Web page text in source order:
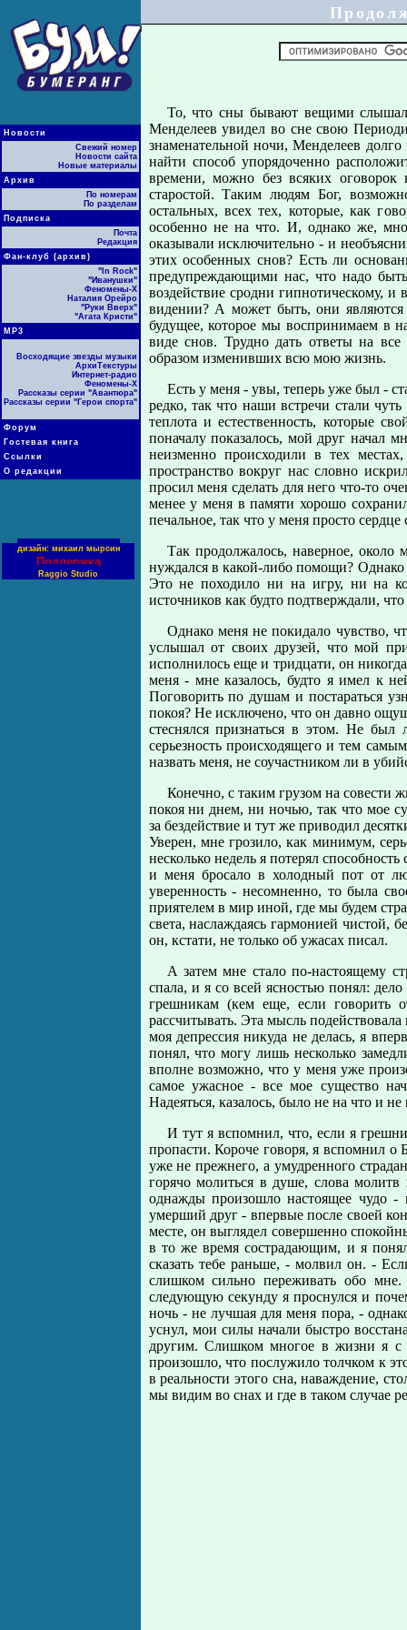
Новости
Свежий номер
Новости сайта
Новые материалы
Архив
По номерам
По разделам
Подписка
Почта
Редакция
Фан-клуб (архив)
"In Rock"
"Иванушки"
Феномены-Х
Наталия Орейро
"Руки Вверх"
"Агата Кристи"
МР3
Восходящие звезды музыки
АрхиТекстуры
Интернет-радио
Феномены-Х
Рассказы серии "Авантюра"
Рассказы серии "Герои спорта"
Форум
Гостевая книга
Ссылки
О редакции
дизайн: михаил мырсин
Поддержка
Raggio Studio
То, что сны бывают вещими
Менделеев увидел во сне свою
знаменательной ночи, Менделеев
найти способ упорядоченно
времени, можно без всяких
старостой. Таким людям Бог,
остальных, всех тех, которые, как
особенно не на что. И, однако же,
оказывали исключительно - и
этих особенных снов? Есть ли
предупреждающими нас, что надо
воздействие сродни гипнотическому,
видении? А может быть, они являются
будущее, которое мы воспринимаем в
виде снов. Трудно дать ответы на
образом изменивших всю мою жизнь.
Есть у меня - увы, теперь уже был -
редко, так что наши встречи стали
теплота и естественность, которые
поначалу показалось, мой друг начал
неизменно происходили в тех
пространство вокруг нас словно
просил меня сделать для него что-то
менее у меня в памяти хорошо
печальное, так что у меня просто
Так продолжалось, наверное,
нуждался в какой-либо помощи? Однако
Это не походило ни на игру, ни на
источников как будто подтверждали,
Однако меня не покидало чувство,
услышал от своих друзей, что мой
исполнилось еще и тридцати, он
меня - мне казалось, будто я имел к
Поговорить по душам и постараться
покоя? Не исключено, что он давно
стеснялся признаться в этом. Не
серьезность происходящего и тем
назвать меня, не соучастником ли в
Конечно, с таким грузом на
покоя ни днем, ни ночью, так что мое
за бездействие и тут же приводил
Уверен, мне грозило, как минимум,
несколько недель я потерял
и меня бросало в холодный пот от
уверенность - несомненно, то была
приятелем в мир иной, где мы будем
света, наслаждаясь гармонией чистой,
он, кстати, не только об ужасах писал.
А затем мне стало по-настоящему
спала, и я со всей ясностью понял:
грешникам (кем еще, если говорить
рассчитывать. Эта мысль
моя депрессия никуда не делась, я
понял, что могу лишь несколько
вполне возможно, что у меня уже
самое ужасное - все мое существо
Надеяться, казалось, было не на что и не
И тут я вспомнил, что, если я
пропасти. Короче говоря, я вспомнил о
уже не прежнего, а умудренного
горячо молиться в душе, слова
однажды произошло настоящее чудо
умерший друг - впервые после своей
месте, он выглядел совершенно
в то же время сострадающим, и я
сказать тебе раньше, - молвил он. -
слишком сильно переживать обо
следующую секунду я проснулся и
ночь - не лучшая для меня пора, -
уснул, мои силы начали быстро
другим. Слишком многое в жизни я с
произошло, что послужило толчком к
в реальности этого сна, наваждение,
мы видим во снах и где в таком случае